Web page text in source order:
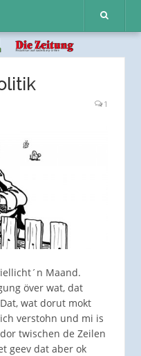
1
Maand.
över wat, dat
wat dorut mokt
verstohn und mi is
twischen de Zeilen
geev dat aber ok